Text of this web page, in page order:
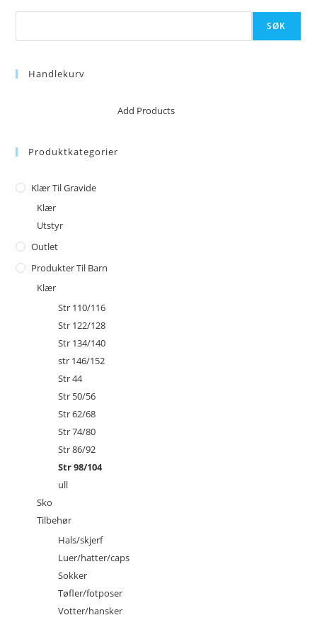
SØK
Handlekurv
No products in the cart.Add Products
Produktkategorier
Klær Til Gravide
Klær
Utstyr
Outlet
Produkter Til Barn
Klær
Str 110/116
Str 122/128
Str 134/140
str 146/152
Str 44
Str 50/56
Str 62/68
Str 74/80
Str 86/92
Str 98/104
ull
Sko
Tilbehør
Hals/skjerf
Luer/hatter/caps
Sokker
Tøfler/fotposer
Votter/hansker